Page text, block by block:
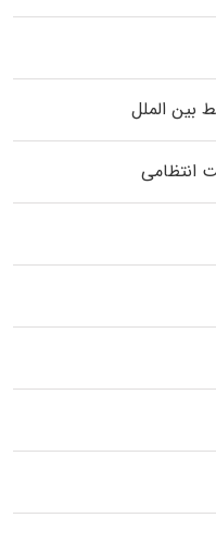
بین الملل
انتظامی